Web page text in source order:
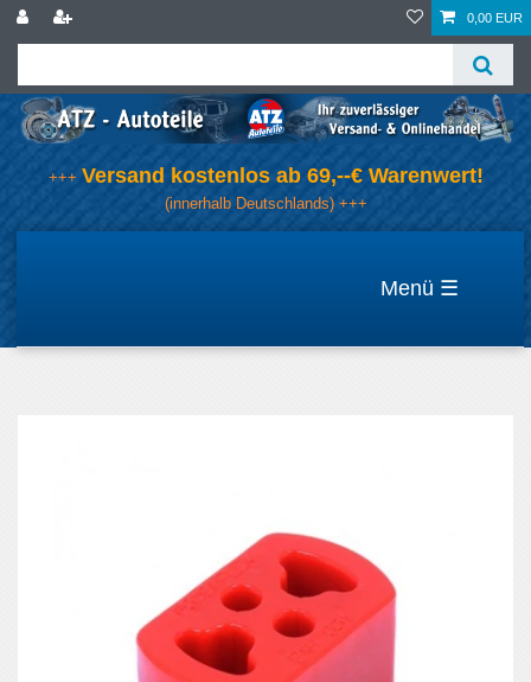
0,00 EUR
+++ Versand kostenlos ab 69,--€ Warenwert!
(innerhalb Deutschlands) +++
☰